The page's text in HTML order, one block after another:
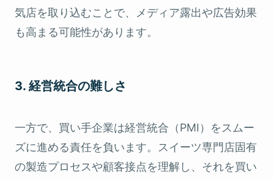
気店を取り込むことで、メディア露出や広告効果
も高まる可能性があります。
3. 経営統合の難しさ
一方で、買い手企業は経営統合（PMI）をスムー
ズに進める責任を負います。スイーツ専門店固有
の製造プロセスや顧客接点を理解し、それを買い